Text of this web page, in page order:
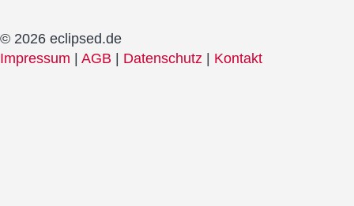
© 2026 eclipsed.de
Impressum
AGB Datenschutz Kontakt